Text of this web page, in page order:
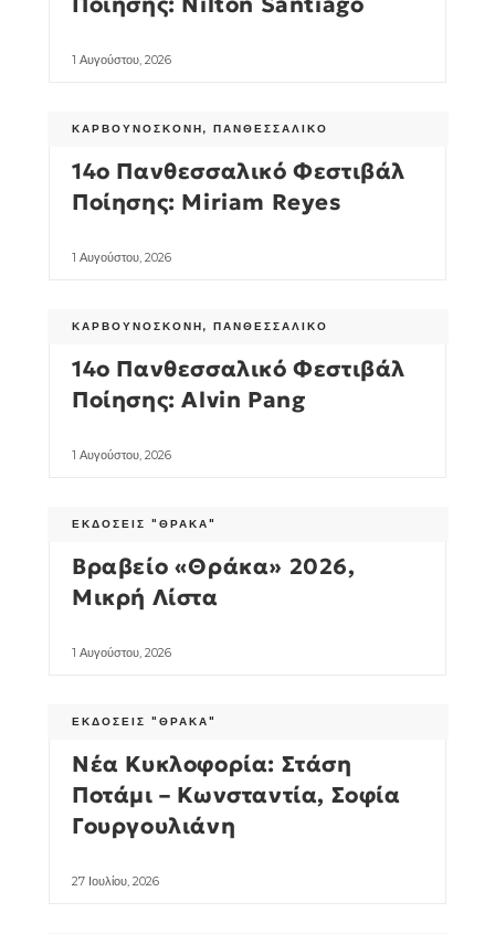
1 Αυγούστου, 2026
ΚΑΡΒΟΥΝΌΣΚΟΝΗ, ΠΑΝΘΕΣΣΑΛΙΚΌ
14ο Πανθεσσαλικό Φεστιβάλ
Ποίησης: Miriam Reyes
1 Αυγούστου, 2026
ΚΑΡΒΟΥΝΌΣΚΟΝΗ, ΠΑΝΘΕΣΣΑΛΙΚΌ
14ο Πανθεσσαλικό Φεστιβάλ
Ποίησης: Alvin Pang
1 Αυγούστου, 2026
ΕΚΔΌΣΕΙΣ "ΘΡΆΚΑ"
Βραβείο «Θράκα» 2026,
Μικρή Λίστα
1 Αυγούστου, 2026
ΕΚΔΌΣΕΙΣ "ΘΡΆΚΑ"
Νέα Κυκλοφορία: Στάση
Ποτάμι – Κωνσταντία, Σοφία
Γουργουλιάνη
27 Ιουλίου, 2026